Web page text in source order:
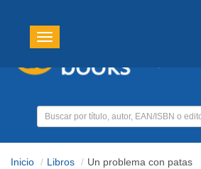
Toggle navigation
Inicio Libros Un problema con patas